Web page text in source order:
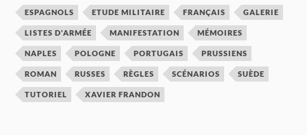
ESPAGNOLS ETUDE MILITAIRE FRANÇAIS GALERIE
LISTES D'ARMÉE MANIFESTATION MÉMOIRES
NAPLES POLOGNE PORTUGAIS PRUSSIENS
ROMAN RUSSES RÈGLES SCÉNARIOS SUÈDE
TUTORIEL XAVIER FRANDON